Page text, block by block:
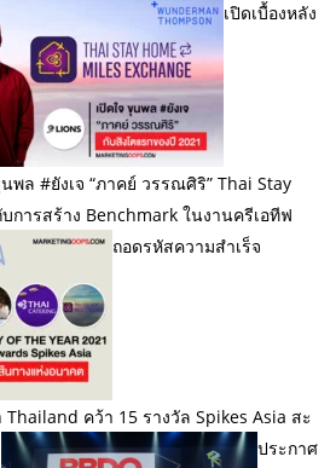
เปิดเบื้องหลัง
พล #ยังเจ “ภาคย์ วรรณศิริ” Thai Stay
การสร้าง Benchmark ในงานครีเอทีฟ
ถอดรหัสความสำเร็จ
คว้า 15 รางวัล Spikes Asia สะ
ประกาศ